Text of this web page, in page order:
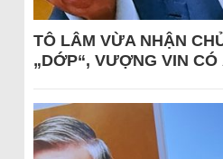
TÔ LÂM VỪA NHẬN
„DỚP“, VƯỢNG VIN